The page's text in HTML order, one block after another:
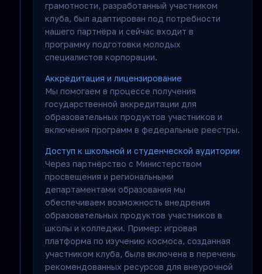
грамотности, разработанный участником
клуба, был адаптирован под потребности
нашего партнёра и сейчас входит в
программу подготовки молодых
специалистов корпорации.
Аккредитация и лицензирование
Мы помогаем в процессе получения
государственной аккредитации для
образовательных продуктов участников и
включения программ в федеральные реестры.
Доступ к школьной и студенческой аудитории
Через партнёрство с Министерством
просвещения и региональными
департаментами образования мы
обеспечиваем возможность внедрения
образовательных продуктов участников в
школы и колледжи. Пример: игровая
платформа по изучению космоса, созданная
участником клуба, была включена в перечень
рекомендованных ресурсов для внеурочной